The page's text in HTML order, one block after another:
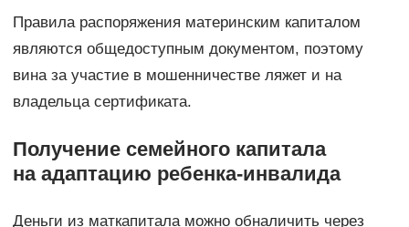
Правила распоряжения материнским капиталом
являются общедоступным документом, поэтому
вина за участие в мошенничестве ляжет и на
владельца сертификата.
Получение семейного капитала
на адаптацию ребенка-инвалида
Деньги из маткапитала можно обналичить через